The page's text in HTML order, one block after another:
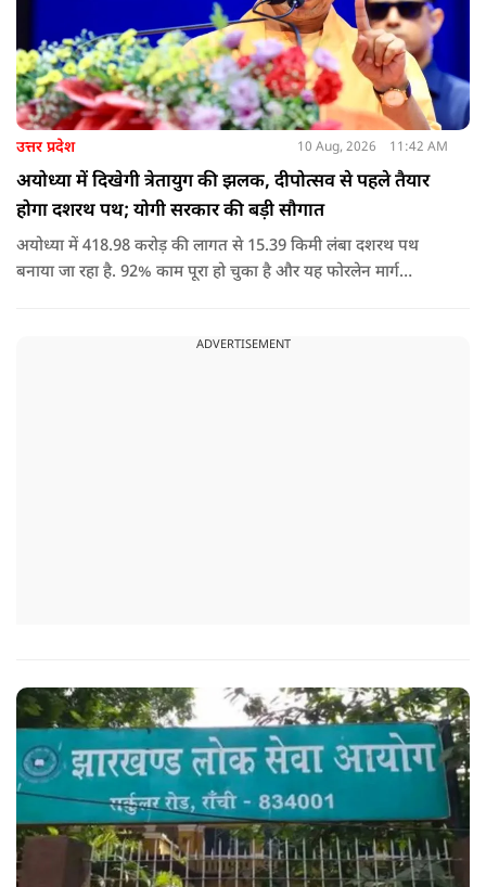
उत्तर प्रदेश 10 Aug, 2026 11:42 AM
अयोध्या में दिखेगी त्रेतायुग की झलक, दीपोत्सव से पहले तैयार
होगा दशरथ पथ; योगी सरकार की बड़ी सौगात
अयोध्या में 418.98 करोड़ की लागत से 15.39 किमी लंबा दशरथ पथ
बनाया जा रहा है. 92% काम पूरा हो चुका है और यह फोरलेन मार्ग
ADVERTISEMENT